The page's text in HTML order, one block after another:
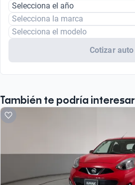
Selecciona el año
Selecciona la marca
Selecciona el modelo
Cotizar auto
También te podría interesar